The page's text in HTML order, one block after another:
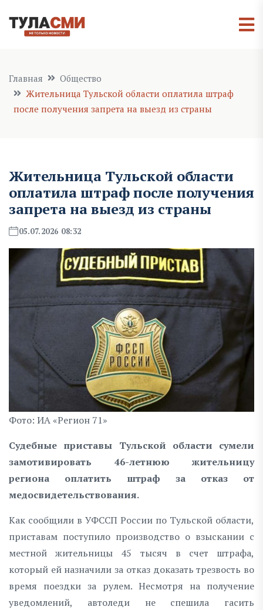
Главная
Общество
Жительница Тульской области оплатила штраф
после получения запрета на выезд из страны
Жительница Тульской области
оплатила штраф после получения
запрета на выезд из страны
05.07.2026 08:32
Фото: ИА «Регион 71»
Судебные приставы Тульской области сумели
замотивировать 46-летнюю жительницу
региона оплатить штраф за отказ от
медосвидетельствования.
Как сообщили в УФССП России по Тульской области,
приставам поступило производство о взыскании с
местной жительницы 45 тысяч в счет штрафа,
который ей назначили за отказ доказать трезвость во
время поездки за рулем. Несмотря на получение
уведомлений, автоледи не спешила гасить